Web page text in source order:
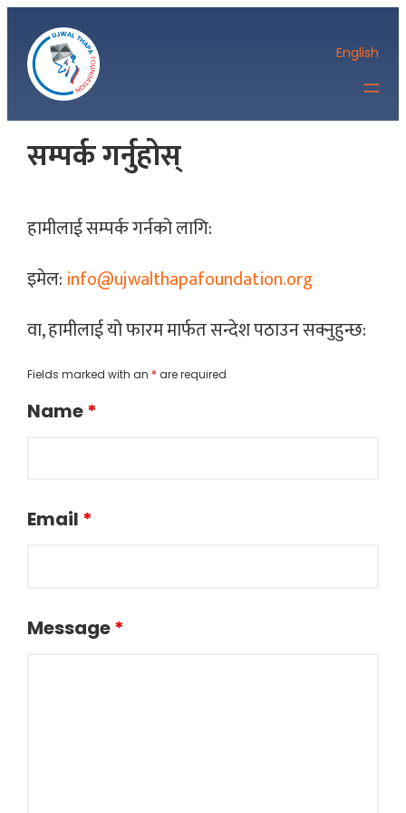
content
English
सम्पर्क गर्नुहोस्
हामीलाई सम्पर्क गर्नको लागि:
इमेल: info@ujwalthapafoundation.org
वा, हामीलाई यो फारम मार्फत सन्देश पठाउन सक्नुहुन्छ:
Fields marked with an * are required
Name*
Email *
Message*